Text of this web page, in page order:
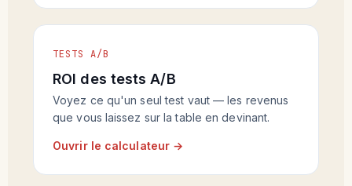
TESTS A/B
ROI des tests A/B
Voyez ce qu'un seul test vaut — les revenus
que vous laissez sur la table en devinant.
Ouvrir le calculateur →